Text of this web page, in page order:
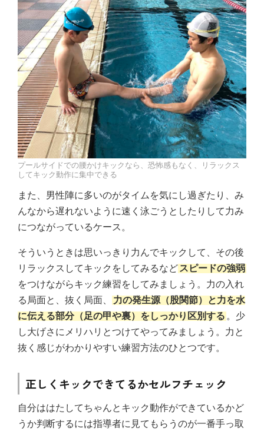
プールサイドでの腰かけキックなら、恐怖感もなく、リラックス
してキック動作に集中できる
また、男性陣に多いのがタイムを気にし過ぎたり、み
んなから遅れないように速く泳ごうとしたりして力み
につながっているケース。
そういうときは思いっきり力んでキックして、その後
リラックスしてキックをしてみるなど スピードの強弱
をつけながらキック練習をしてみましょう。力の入れ
る局面と、抜く局面、
力の発生源（股関節）と力を水
に伝える部分（足の甲や裏）をしっかり区別する 。少
し大げさにメリハリとつけてやってみましょう。力と
抜く感じがわかりやすい練習方法のひとつです。
正しくキックできてるかセルフチェック
自分ははたしてちゃんとキック動作ができているかど
うか判断するには指導者に見てもらうのが一番手っ取